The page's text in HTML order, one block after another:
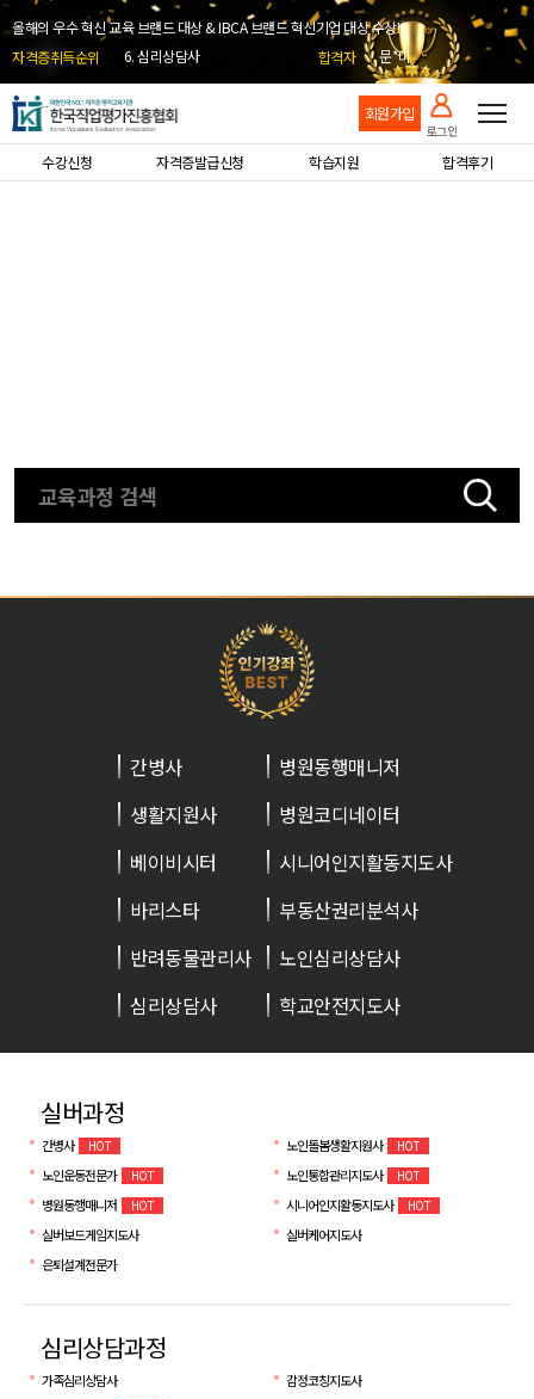
올해의 우수 혁신 교육 브랜드 대상 & IBCA 브랜드 혁신기업 대상 수상!
자격증취득순위
4. 학교안전지도사
5. 노인심리상담사
6. 심리상담사
7. 병원코디네이터
9. 바리스타
10. 방과후돌봄교실지도사
합격자
김*영
김*장
문*미
김*미
양*선
권*효
김*은
이*승
박*지
이*정
황*정
김*은
회원가입
로그인
수강신청 자격증발급신청 학습지원 합격후기
간병사
병원동행매니저
생활지원사
병원코디네이터
베이비시터
시니어인지활동지도사
바리스타
부동산권리분석사
반려동물관리사
노인심리상담사
심리상담사
학교안전지도사
실버과정
간병사 HOT 노인돌봄생활지원사 HOT
노인운동전문가 HOT 노인통합관리지도사 HOT
병원동행매니저 HOT 시니어인지활동지도사 HOT
실버보드게임지도사
실버케어지도사
은퇴설계전문가
심리상담과정
가족심리상담사
감정코칭지도사